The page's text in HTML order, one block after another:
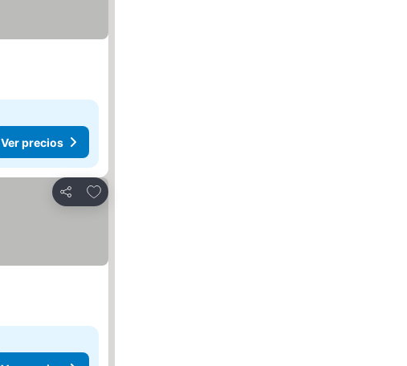
Ver precios
Compartir
Agregar a favoritos